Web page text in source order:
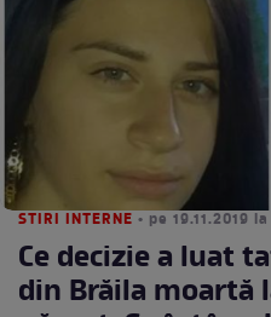
STIRI INTERNE • pe 19.11.2019
Ce decizie a luat
din Brăila moartă